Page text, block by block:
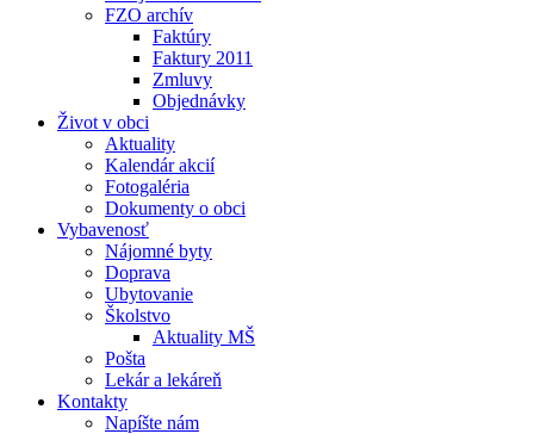
FZO archív
Faktúry
Faktury 2011
Zmluvy
Objednávky
Život v obci
Aktuality
Kalendár akcií
Fotogaléria
Dokumenty o obci
Vybavenosť
Nájomné byty
Doprava
Ubytovanie
Školstvo
Aktuality MŠ
Pošta
Lekár a lekáreň
Kontakty
Napíšte nám